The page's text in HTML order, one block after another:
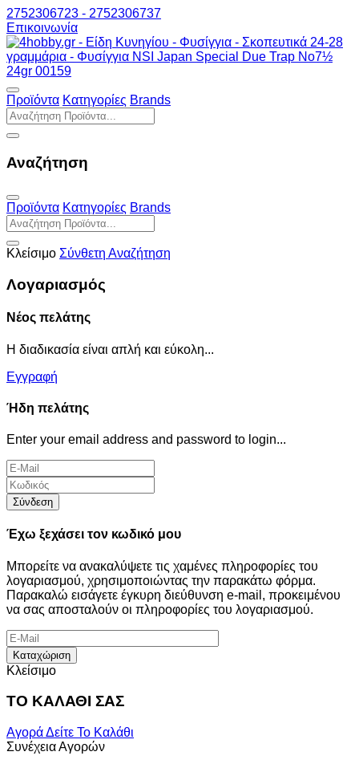
2752306723 - 2752306737
Επικοινωνία
Προϊόντα Κατηγορίες Brands
Αναζήτηση
Προϊόντα Κατηγορίες Brands
Κλείσιμο Σύνθετη Αναζήτηση
Λογαριασμός
Νέος πελάτης
Η διαδικασία είναι απλή και εύκολη...
Εγγραφή
Ήδη πελάτης
Enter your email address and password to login...
Σύνδεση
Έχω ξεχάσει τον κωδικό μου
Μπορείτε να ανακαλύψετε τις χαμένες πληροφορίες του
λογαριασμού, χρησιμοποιώντας την παρακάτω φόρμα.
Παρακαλώ εισάγετε έγκυρη διεύθυνση e-mail, προκειμένου
να σας αποσταλούν οι πληροφορίες του λογαριασμού.
Καταχώριση
Κλείσιμο
ΤΟ ΚΑΛΑΘΙ ΣΑΣ
ΑγοράΔείτε Το Καλάθι
Συνέχεια Αγορών